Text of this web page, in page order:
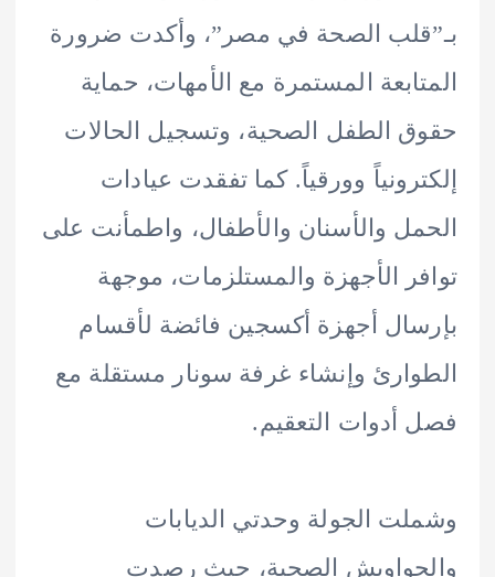
الصحة في مصر”، وأكدت ضرورة
المستمرة مع الأمهات، حماية
الطفل الصحية، وتسجيل الحالات
وورقياً. كما تفقدت عيادات
والأسنان والأطفال، واطمأنت على
الأجهزة والمستلزمات، موجهة
أجهزة أكسجين فائضة لأقسام
وإنشاء غرفة سونار مستقلة مع
أدوات التعقيم.
الجولة وحدتي الديابات
الصحية، حيث رصدت